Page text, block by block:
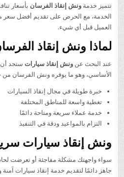
تتميز خدمةونش إنقاذ الفرسان بأسعار
الخدمة، مع الحرص على تقديم أفضل سعر
العميل قبل أي شيء.
لماذا ونش إنقاذ
عند البحث عنونش إنقاذ سيارات ستجد أن
الأساسي، وهو ما يوفره ونش الفرسان من
خبرة طويلة في مجال إنقاذ السيارات
تغطية واسعة للمناطق المختلفة
خدمة عملاء سريعة ومتاحة دائمًا
التزام بالمواعيد ودقة في التنفيذ
ونش إنقاذ سيارات
سواء واجهتك مشكلة مفاجئة أو تعرضت
جاهز دائمًا لتقديم خدمة إنقاذ سيارات